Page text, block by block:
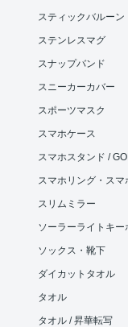
スティックバルーン
ステンレスマグ
スナップバンド
スニーカーカバー
スポーツマスク
スマホケース
スマホスタンド /
スマホリング・スマ
スリムミラー
ソーラーライトキー
ソックス・靴下
ダイカットタオル
タオル
タオル / 昇華転写